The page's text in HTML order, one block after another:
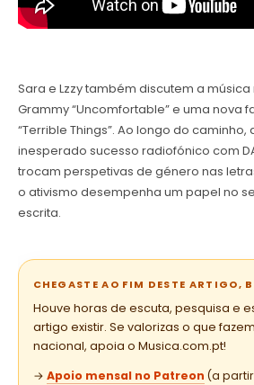
Sara e Lzzy também discutem a
Grammy “Uncomfortable” e uma nova
“Terrible Things”. Ao longo do
inesperado sucesso radiofónico com
trocam perspetivas de género nas
o ativismo desempenha um papel no
escrita.
CHEGASTE AO FIM DESTE ARTIGO,
Houve horas de escuta, pesquisa e
artigo existir. Se valorizas o que
nacional, apoia o Musica.com.pt!
→ Apoio mensal no Patreon (a